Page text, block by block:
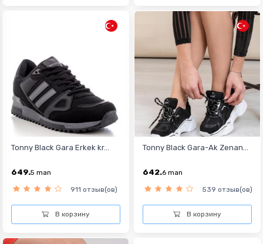
Tonny Black Gara Erkek kr...
649.5 man
911 отзыв(ов)
В корзину
Tonny Black Gara-Ak Zenan...
642.6 man
539 отзыв(ов)
В корзину